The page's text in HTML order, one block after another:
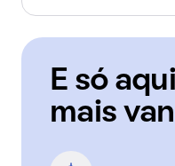
E só
mais